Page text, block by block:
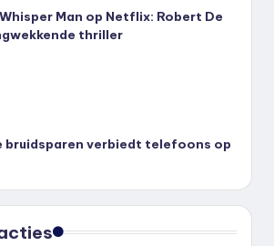
Man op Netflix: Robert De
thriller
bruidsparen verbiedt telefoons op